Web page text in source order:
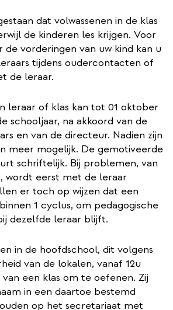
dat volwassenen in de klas
de kinderen les krijgen. Voor
vorderingen van uw kind kan u
tijdens oudercontacten of
de leraar.
leraar of klas kan tot 01 oktober
schooljaar, na akkoord van de
en van de directeur. Nadien zijn
meer mogelijk. De gemotiveerde
schriftelijk. Bij problemen, van
wordt eerst met de leraar
er toch op wijzen dat een
1 cyclus, om pedagogische
dezelfde leraar blijft.
in de hoofdschool, dit volgens
van de lokalen, vanaf 12u
een klas om te oefenen. Zij
in een daartoe bestemd
op het secretariaat met